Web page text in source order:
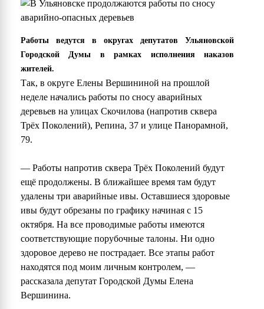
Работы ведутся в округах депутатов Ульяновской
Городской Думы в рамках исполнения наказов
жителей.
Так, в округе Елены Вершининой на прошлой
неделе начались работы по сносу аварийных
деревьев на улицах Скочилова (напротив сквера
Трёх Поколений), Репина, 37 и улице Панорамной,
79.
— Работы напротив сквера Трёх Поколений будут
ещё продолжены. В ближайшее время там будут
удалены три аварийные ивы. Оставшиеся здоровые
ивы будут обрезаны по графику начиная с 15
октября. На все проводимые работы имеются
соответствующие порубочные талоны. Ни одно
здоровое дерево не пострадает. Все этапы работ
находятся под моим личным контролем, —
рассказала депутат Городской Думы Елена
Вершинина.